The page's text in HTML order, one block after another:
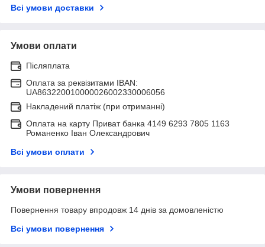
Всі умови доставки
Умови оплати
Післяплата
Оплата за реквізитами IBAN:
UA863220010000026002330006056
Накладений платіж (при отриманні)
Оплата на карту Приват банка 4149 6293 7805 1163
Романенко Іван Олександрович
Всі умови оплати
Умови повернення
Повернення товару впродовж 14 днів за домовленістю
Всі умови повернення